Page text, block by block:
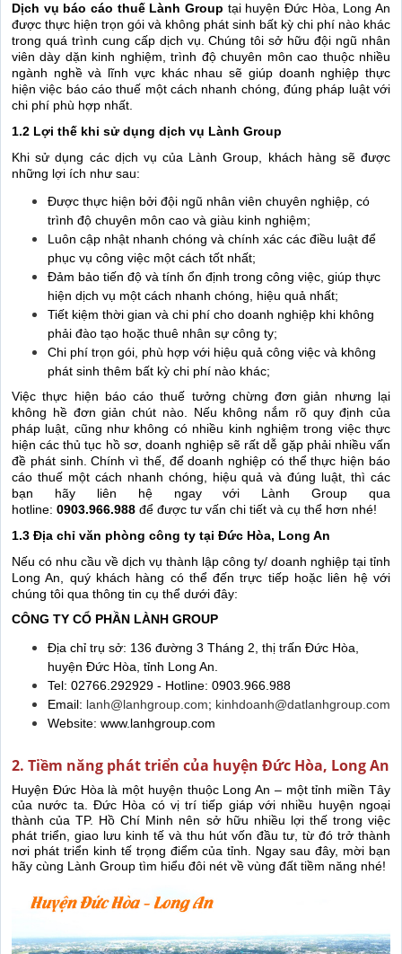
Dịch vụ báo cáo thuế Lành Group tại huyện Đức Hòa, Long An
được thực hiện trọn gói và không phát sinh bất kỳ chi phí nào khác
trong quá trình cung cấp dịch vụ. Chúng tôi sở hữu đội ngũ nhân
viên dày dặn kinh nghiệm, trình độ chuyên môn cao thuộc nhiều
ngành nghề và lĩnh vực khác nhau sẽ giúp doanh nghiệp thực
hiện việc báo cáo thuế một cách nhanh chóng, đúng pháp luật với
chi phí phù hợp nhất.
1.2 Lợi thế khi sử dụng dịch vụ Lành Group
Khi sử dụng các dịch vụ của Lành Group, khách hàng sẽ được
những lợi ích như sau:
Được thực hiện bởi đội ngũ nhân viên chuyên nghiệp, có
trình độ chuyên môn cao và giàu kinh nghiệm;
Luôn cập nhật nhanh chóng và chính xác các điều luật để
phục vụ công việc một cách tốt nhất;
Đảm bảo tiến độ và tính ổn định trong công việc, giúp thực
hiện dịch vụ một cách nhanh chóng, hiệu quả nhất;
Tiết kiệm thời gian và chi phí cho doanh nghiệp khi không
phải đào tạo hoặc thuê nhân sự công ty;
Chi phí trọn gói, phù hợp với hiệu quả công việc và không
phát sinh thêm bất kỳ chi phí nào khác;
Việc thực hiện báo cáo thuế tưởng chừng đơn giản nhưng lại
không hề đơn giản chút nào. Nếu không nắm rõ quy định của
pháp luật, cũng như không có nhiều kinh nghiệm trong việc thực
hiện các thủ tục hồ sơ, doanh nghiệp sẽ rất dễ gặp phải nhiều vấn
đề phát sinh. Chính vì thế, để doanh nghiệp có thể thực hiện báo
cáo thuế một cách nhanh chóng, hiệu quả và đúng luật, thì các
bạn hãy liên hệ ngay với Lành Group qua
hotline: 0903.966.988 để được tư vấn chi tiết và cụ thể hơn nhé!
1.3 Địa chỉ văn phòng công ty tại Đức Hòa, Long An
Nếu có nhu cầu về dịch vụ thành lập công ty/ doanh nghiệp tại tỉnh
Long An, quý khách hàng có thể đến trực tiếp hoặc liên hệ với
chúng tôi qua thông tin cụ thể dưới đây:
CÔNG TY CỔ PHẦN LÀNH GROUP
Địa chỉ trụ sở: 136 đường 3 Tháng 2, thị trấn Đức Hòa,
huyện Đức Hòa, tỉnh Long An.
Tel: 02766.292929 - Hotline: 0903.966.988
Email: lanh@lanhgroup.com; kinhdoanh@datlanhgroup.com
Website: www.lanhgroup.com
2. Tiềm năng phát triển của huyện Đức Hòa, Long An
Huyện Đức Hòa là một huyện thuộc Long An – một tỉnh miền Tây
của nước ta. Đức Hòa có vị trí tiếp giáp với nhiều huyện ngoại
thành của TP. Hồ Chí Minh nên sở hữu nhiều lợi thế trong việc
phát triển, giao lưu kinh tế và thu hút vốn đầu tư, từ đó trở thành
nơi phát triển kinh tế trọng điểm của tỉnh. Ngay sau đây, mời bạn
hãy cùng Lành Group tìm hiểu đôi nét về vùng đất tiềm năng nhé!